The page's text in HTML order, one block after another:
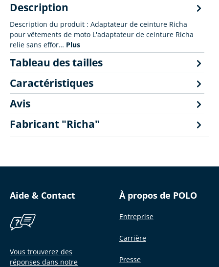
Description
Description du produit : Adaptateur de ceinture Richa
pour vêtements de moto L'adaptateur de ceinture Richa
relie sans effor… Plus
Tableau des tailles
Caractéristiques
Avis
Fabricant "Richa"
Aide & Contact
Vous trouverez des
réponses dans notre
À propos de POLO
Entreprise
Carrière
Presse